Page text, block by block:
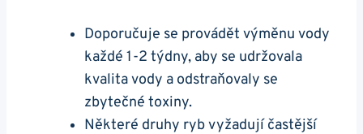
Doporučuje se provádět výměnu vody
každé 1-2 týdny, aby ​se udržovala
kvalita vody a odstraňovaly se
zbytečné toxiny.
Některé druhy‌ ryb vyžadují častější